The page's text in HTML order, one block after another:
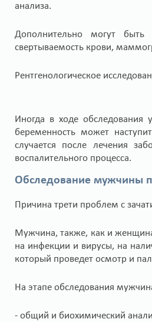
анализа.
Дополнительно могут быть
свертываемость крови,
Рентгенологическое
Иногда в ходе
беременность может
случается после лечения
воспалительного процесса.
Обследование мужчины
Причина трети проблем с
Мужчина, также, как и
на инфекции и вирусы, на
который проведет осмотр и
На этапе обследования
- общий и биохимический